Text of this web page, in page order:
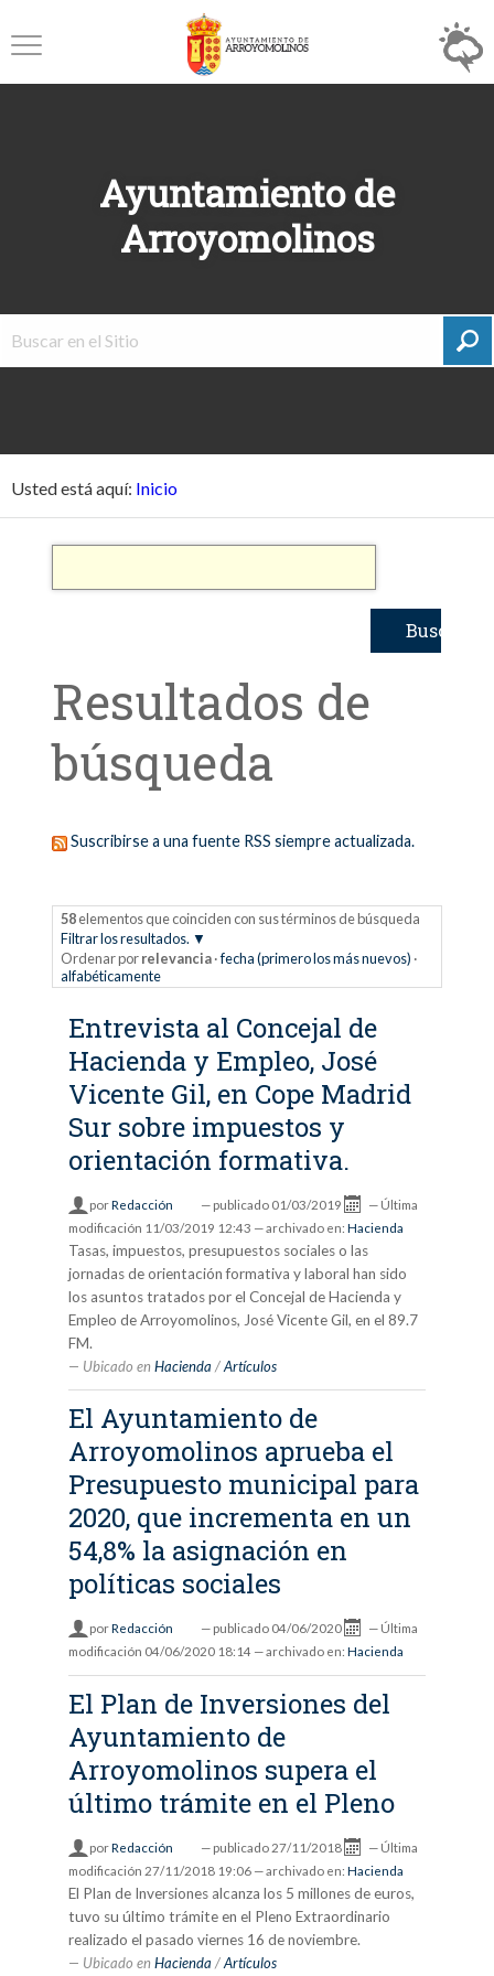
Ayuntamiento de
Arroyomolinos
Usted está aquí: Inicio
Resultados de
búsqueda
Suscribirse a una fuente RSS siempre actualizada.
58elementos que coinciden con sus términos de búsqueda
Filtrar los resultados.
Ordenar por relevancia ·fecha (primero los más nuevos) ·
alfabéticamente
Entrevista al Concejal de
Hacienda y Empleo, José
Vicente Gil, en Cope Madrid
Sur sobre impuestos y
orientación formativa.
porRedacción — publicado 01/03/2019 — Última
modificación 11/03/2019 12:43 — archivado en: Hacienda
Tasas, impuestos, presupuestos sociales o las
jornadas de orientación formativa y laboral han sido
los asuntos tratados por el Concejal de Hacienda y
Empleo de Arroyomolinos, José Vicente Gil, en el 89.7
FM.
Ubicado en Hacienda /Artículos
El Ayuntamiento de
Arroyomolinos aprueba el
Presupuesto municipal para
2020, que incrementa en un
54,8% la asignación en
políticas sociales
porRedacción — publicado 04/06/2020 — Última
modificación 04/06/2020 18:14 — archivado en: Hacienda
El Plan de Inversiones del
Ayuntamiento de
Arroyomolinos supera el
último trámite en el Pleno
porRedacción — publicado 27/11/2018 — Última
modificación 27/11/2018 19:06 — archivado en: Hacienda
El Plan de Inversiones alcanza los 5 millones de euros,
tuvo su último trámite en el Pleno Extraordinario
realizado el pasado viernes 16 de noviembre.
Ubicado en Hacienda /Artículos